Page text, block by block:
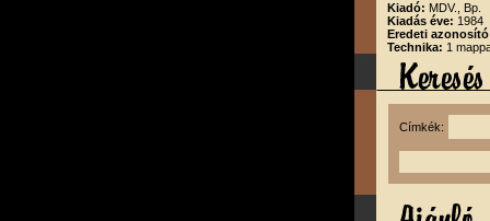
Kiadó: MDV., Bp.
Kiadás éve: 1984
Eredeti
Technika: 1
Címkék: